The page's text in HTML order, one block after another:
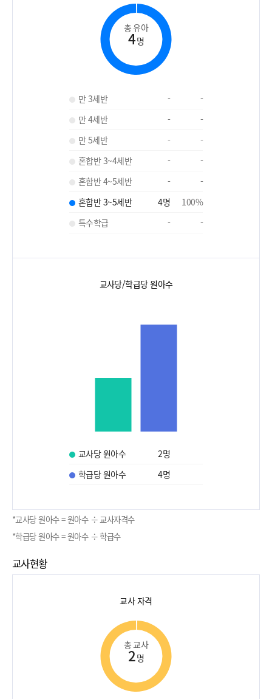
총 유아
4명
만 3세반 -
-
만 4세반
-
-
만 5세반
-
-
혼합반 3~4세반
-
-
혼합반 4~5세반
-
-
혼합반 3~5세반
4명 100%
특수학급
- -
교사당/학급당 원아수
교사당 원아수 2명
학급당 원아수
4명
*교사당 원아수 = 원아수 ÷ 교사자격수
*학급당 원아수 = 원아수 ÷ 학급수
교사현황
교사 자격
총 교사
2명